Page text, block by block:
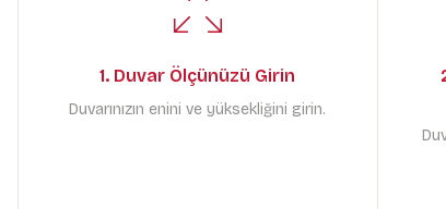
1. Duvar Ölçünüzü Girin
Duvarınızın enini ve yüksekliğini girin.